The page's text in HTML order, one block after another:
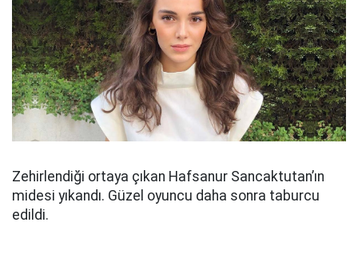
Zehirlendiği ortaya çıkan Hafsanur Sancaktutan’ın
midesi yıkandı. Güzel oyuncu daha sonra taburcu
edildi.